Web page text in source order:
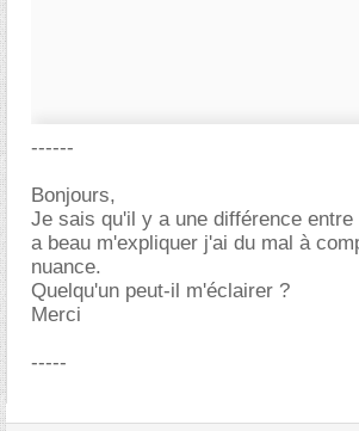
------
Bonjours,
Je sais qu'il y a une différence
a beau m'expliquer j'ai du mal à
nuance.
Quelqu'un peut-il m'éclairer ?
Merci
-----